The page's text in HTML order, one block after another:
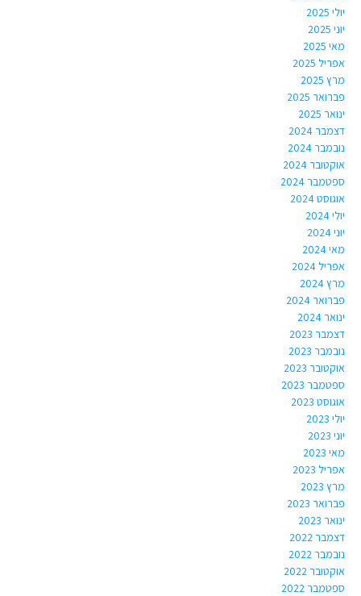
יולי 2025
יוני 2025
מאי 2025
אפריל 2025
מרץ 2025
פברואר 2025
ינואר 2025
דצמבר 2024
נובמבר 2024
אוקטובר 2024
ספטמבר 2024
אוגוסט 2024
יולי 2024
יוני 2024
מאי 2024
אפריל 2024
מרץ 2024
פברואר 2024
ינואר 2024
דצמבר 2023
נובמבר 2023
אוקטובר 2023
ספטמבר 2023
אוגוסט 2023
יולי 2023
יוני 2023
מאי 2023
אפריל 2023
מרץ 2023
פברואר 2023
ינואר 2023
דצמבר 2022
נובמבר 2022
אוקטובר 2022
ספטמבר 2022